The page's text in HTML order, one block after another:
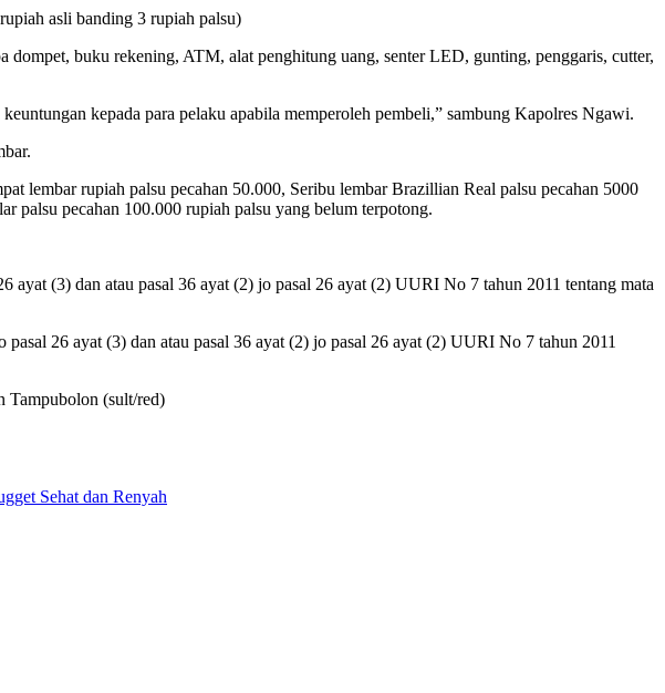
asli banding 3 rupiah palsu)
dompet, buku rekening, ATM, alat penghitung uang, senter LED, gunting, penggaris, cutter,
kepada para pelaku apabila memperoleh pembeli,” sambung Kapolres Ngawi.
lembar rupiah palsu pecahan 50.000, Seribu lembar Brazillian Real palsu pecahan 5000
palsu pecahan 100.000 rupiah palsu yang belum terpotong.
(3) dan atau pasal 36 ayat (2) jo pasal 26 ayat (2) UURI No 7 tahun 2011 tentang mata
26 ayat (3) dan atau pasal 36 ayat (2) jo pasal 26 ayat (2) UURI No 7 tahun 2011
Tampubolon (sult/red)
Sehat dan Renyah